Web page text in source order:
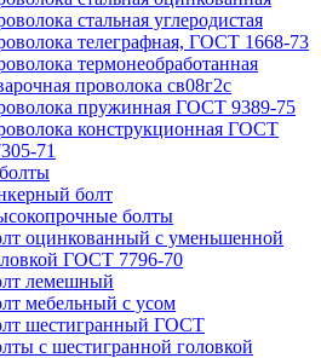
стальная углеродистая
телеграфная, ГОСТ 1668-73
термонеобработанная
проволока св08г2с
пружинная ГОСТ 9389-75
конструкционная ГОСТ
71
болт
болты
оцинкованный с уменьшенной
ГОСТ 7796-70
лемешный
мебельный с усом
шестигранный ГОСТ
с шестигранной головкой